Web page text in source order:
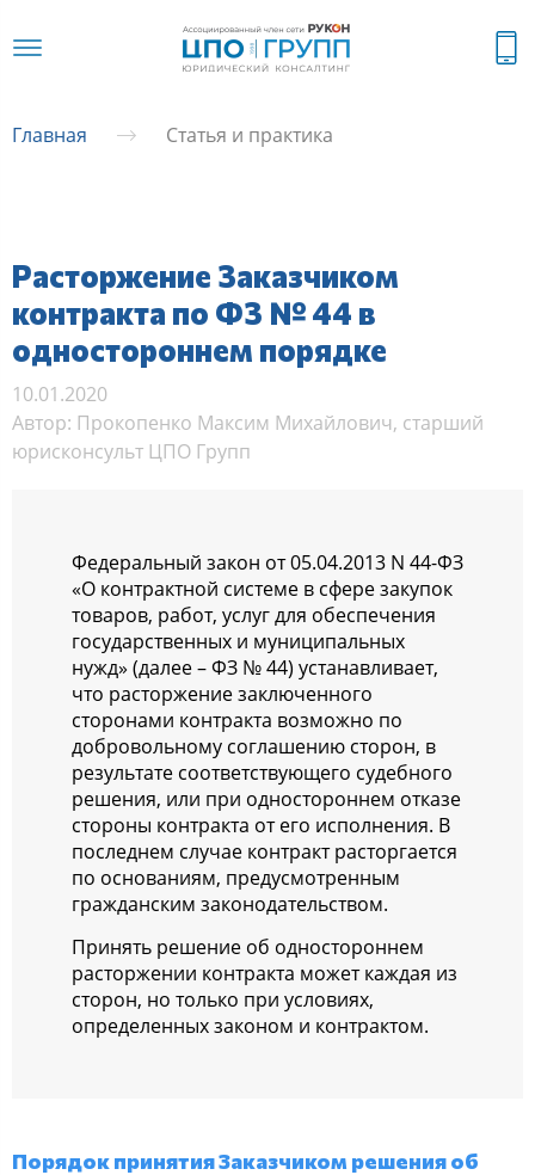
Главная Статья и практика
Расторжение Заказчиком
контракта по ФЗ № 44 в
одностороннем порядке
10.01.2020
Автор: Прокопенко Максим Михайлович, старший
юрисконсульт ЦПО Групп
Федеральный закон от 05.04.2013 N 44-ФЗ
«О контрактной системе в сфере закупок
товаров, работ, услуг для обеспечения
государственных и муниципальных
нужд» (далее – ФЗ № 44) устанавливает,
что расторжение заключенного
сторонами контракта возможно по
добровольному соглашению сторон, в
результате соответствующего судебного
решения, или при одностороннем отказе
стороны контракта от его исполнения. В
последнем случае контракт расторгается
по основаниям, предусмотренным
гражданским законодательством.
Принять решение об одностороннем
расторжении контракта может каждая из
сторон, но только при условиях,
определенных законом и контрактом.
Порядок принятия Заказчиком решения об